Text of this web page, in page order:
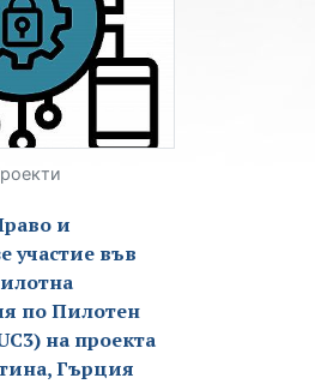
и
участие във
по Пилотен
на проекта
Гърция